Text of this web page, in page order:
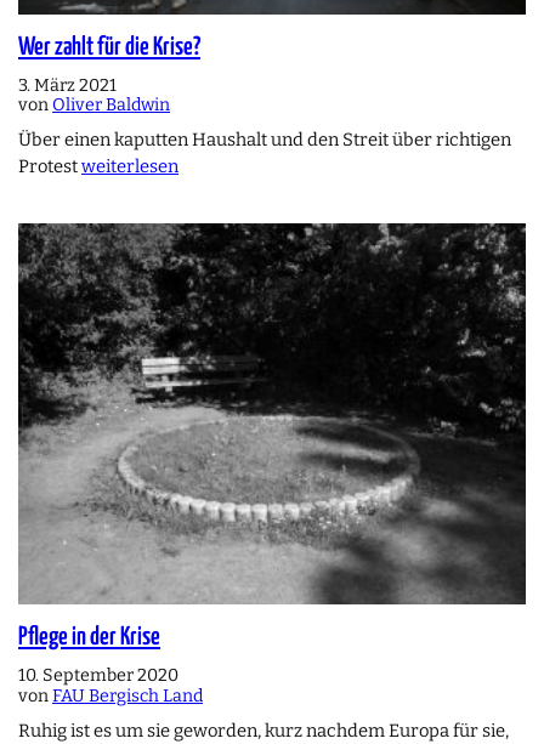
Wer zahlt für die Krise?
3. März 2021
vonOliver Baldwin
Über einen kaputten Haushalt und den Streit über richtigen
Protestweiterlesen
Pflege in der Krise
10. September 2020
vonFAU Bergisch Land
Ruhig ist es um sie geworden, kurz nachdem Europa für sie,